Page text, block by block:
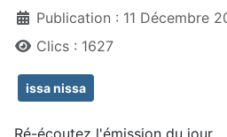
Publication : 11 Décembre
Clics : 1627
issa nissa